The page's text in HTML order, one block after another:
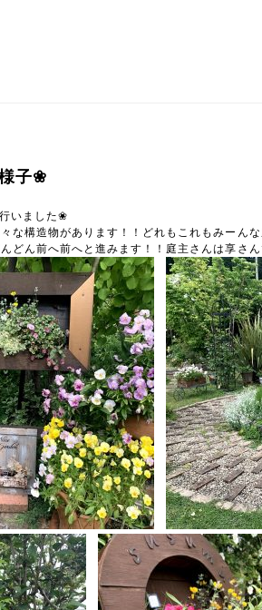
子❀
いました❀
な構造物があります！！どれもこれもみー
どん前へ前へと進みます！！庭主さんは享さ